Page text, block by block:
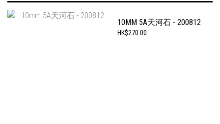
10MM 5A天河石 - 200812
HK$270.00